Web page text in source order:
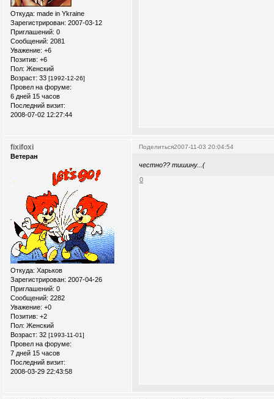
Откуда: made in Ykraine
Зарегистрирован: 2007-03-12
Приглашений: 0
Сообщений: 2081
Уважение: +6
Позитив: +6
Пол: Женский
Возраст: 33 [1992-12-26]
Провел на форуме:
6 дней 15 часов
Последний визит:
2008-07-02 12:27:44
Поделиться2007-11-03 20:04:54
fixifoxi
Ветеран
Откуда: Xарьков
Зарегистрирован: 2007-04-26
Приглашений: 0
Сообщений: 2282
Уважение: +0
Позитив: +2
Пол: Женский
Возраст: 32 [1993-11-01]
Провел на форуме:
7 дней 15 часов
Последний визит:
2008-03-29 22:43:58
честно?? тишину...(
0